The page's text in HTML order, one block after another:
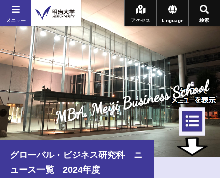
メニュー 検索
language
アクセス
MBA, Meiji Business School
グローバル・ビジネス研究科 ニ
ュース一覧 2024年度